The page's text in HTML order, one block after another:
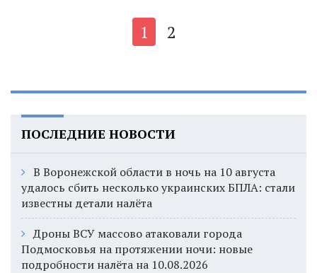
1 2
ПОСЛЕДНИЕ НОВОСТИ
В Воронежской области в ночь на 10 августа
удалось сбить несколько украинских БПЛА: стали
известны детали налёта
Дроны ВСУ массово атаковали города
Подмосковья на протяжении ночи: новые
подробности налёта на 10.08.2026